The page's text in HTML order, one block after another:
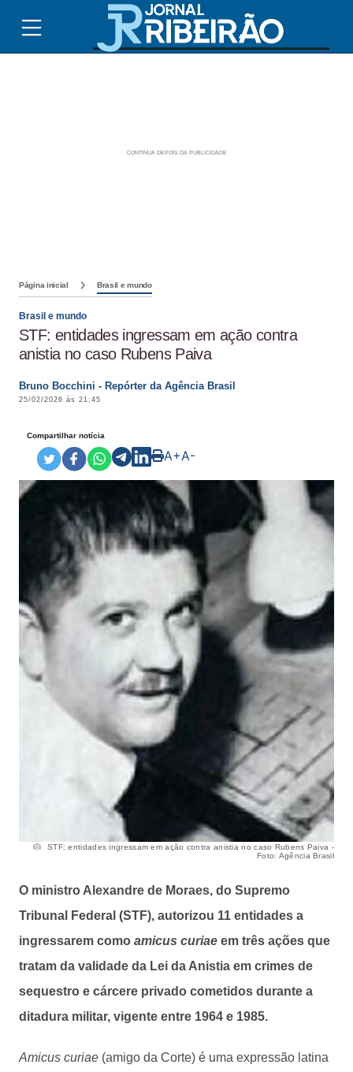
Página inicial Brasil e mundo
Brasil e mundo
STF: entidades ingressam em ação contra
anistia no caso Rubens Paiva
Bruno Bocchini - Repórter da Agência Brasil
25/02/2026 às 21:45
Compartilhar notícia
A+A-
STF: entidades ingressam em ação contra anistia no caso Rubens Paiva -
Foto: Agência Brasil
O ministro Alexandre de Moraes, do Supremo
Tribunal Federal (STF), autorizou 11 entidades a
ingressarem como amicus curiae em três ações que
tratam da validade da Lei da Anistia em crimes de
sequestro e cárcere privado cometidos durante a
ditadura militar, vigente entre 1964 e 1985.
Amicus curiae (amigo da Corte) é uma expressão latina